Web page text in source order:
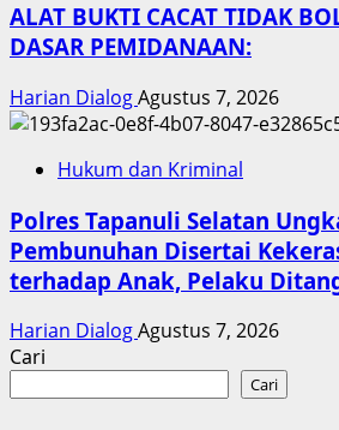
ALAT BUKTI CACAT TIDAK
DASAR PEMIDANAAN:
Harian DialogAgustus 7, 2026
Hukum dan Kriminal
Polres Tapanuli Selatan
Pembunuhan Disertai
terhadap Anak, Pelaku
Harian DialogAgustus 7, 2026
Cari
Cari